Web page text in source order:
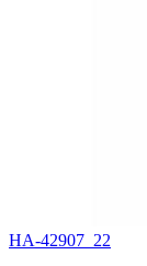
HA-42907_22